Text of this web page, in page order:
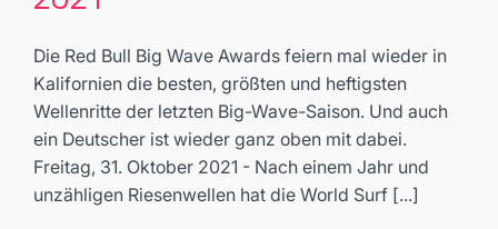
Die Red Bull Big Wave Awards feiern mal wieder in
Kalifornien die besten, größten und heftigsten
Wellenritte der letzten Big-Wave-Saison. Und auch
ein Deutscher ist wieder ganz oben mit dabei.
Freitag, 31. Oktober 2021 - Nach einem Jahr und
unzähligen Riesenwellen hat die World Surf [...]